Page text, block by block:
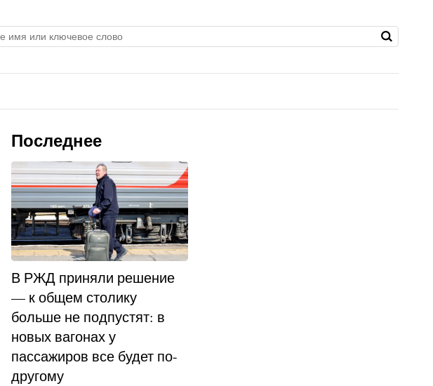
Последнее
В РЖД приняли решение
— к общем столику
больше не подпустят: в
новых вагонах у
пассажиров все будет по-
другому